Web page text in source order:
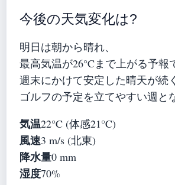
今後の天気変化は?
明日は朝から晴れ、
最高気温が26°Cまで上がる予報
週末にかけて安定した晴天が続
ゴルフの予定を立てやすい週と
気温22°C (体感21°C)
風速3 m/s (北東)
降水量0 mm
湿度70%